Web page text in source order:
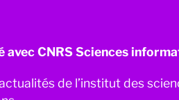
avec CNRS Sciences
de l’institut des